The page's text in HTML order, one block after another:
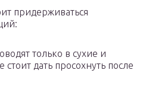
придерживаться
только в сухие и
дать просохнуть после